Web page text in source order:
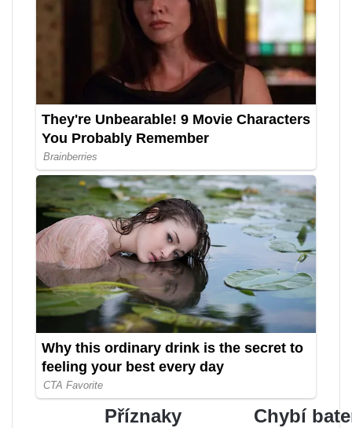
Příznaky Chybí